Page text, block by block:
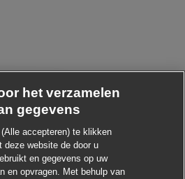
het verzamelen
gegevens
accepteren) te klikken
deze website de door u
en gegevens op uw
en opvragen. Met behulp van
baan? Chatbot-melding sluiten